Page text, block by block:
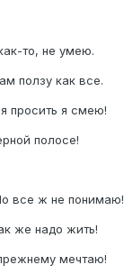
то, не умею.
ползу как все.
просить я смею!
полосе!
все ж не понимаю!
же надо жить!
мечтаю!